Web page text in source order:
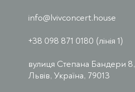
info@lvivconcert.house
+38 098 871 0180 (лінія 1)
вулиця Степана Бандери 8,
Львів, Україна, 79013